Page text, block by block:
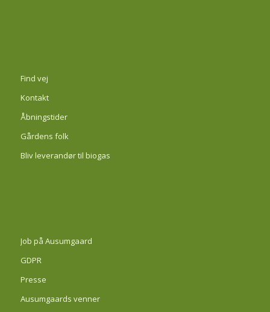
Find vej
Kontakt
Åbningstider
Gårdens folk
Bliv leverandør til biogas
Job på Ausumgaard
GDPR
Presse
Ausumgaards venner